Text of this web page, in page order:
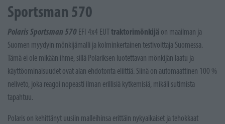
Sportsman 570
Polaris Sportsman 570 EFI 4x4 EUTtraktorimönkijä on maailman ja
Suomen myydyin mönkijämalli ja kolminkertainen testivoittaja Suomessa.
Tämä ei ole mikään ihme, sillä Polariksen luotettavan mönkijän laatu ja
käyttöominaisuudet ovat alan ehdotonta eliittiä. Siinä on automaattinen 100 %
neliveto, joka reagoi nopeasti ilman erillisiä kytkemisiä, mikäli sutimista
tapahtuu.
Polaris on kehittänyt uusiin malleihinsa erittäin nykyaikaiset ja tehokkaat